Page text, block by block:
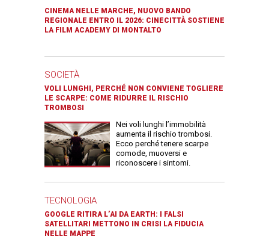
CINEMA NELLE MARCHE, NUOVO BANDO
REGIONALE ENTRO IL 2026: CINECITTÀ SOSTIENE
LA FILM ACADEMY DI MONTALTO
SOCIETÀ
VOLI LUNGHI, PERCHÉ NON CONVIENE TOGLIERE
LE SCARPE: COME RIDURRE IL RISCHIO
TROMBOSI
Nei voli lunghi l’immobilità
aumenta il rischio trombosi.
Ecco perché tenere scarpe
comode, muoversi e
riconoscere i sintomi.
TECNOLOGIA
GOOGLE RITIRA L’AI DA EARTH: I FALSI
SATELLITARI METTONO IN CRISI LA FIDUCIA
NELLE MAPPE